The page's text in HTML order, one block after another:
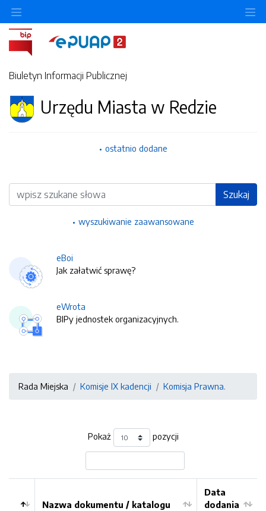
Biuletyn Informacji Publicznej
Urzędu Miasta w Redzie
ostatnio dodane
Wyszukiwarka Szukaj
wyszukiwanie zaawansowane
eBoi
Jak załatwić sprawę?
eWrota
BIPy jednostek organizacyjnych.
Rada Miejska Komisje IX kadencji Komisja Prawna.
Pokaż pozycji
Nazwa dokumentu / katalogu
Data
dodania